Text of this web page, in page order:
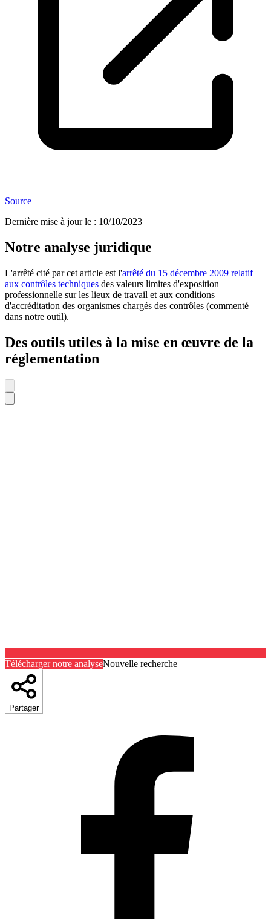
Source
Dernière mise à jour le : 10/10/2023
Notre analyse juridique
L'arrêté cité par cet article est l'arrêté du 15 décembre 2009 relatif
aux contrôles techniques des valeurs limites d'exposition
professionnelle sur les lieux de travail et aux conditions
d'accréditation des organismes chargés des contrôles (commenté
dans notre outil).
Des outils utiles à la mise en œuvre de la
réglementation
Télécharger notre analyseNouvelle recherche
Partager